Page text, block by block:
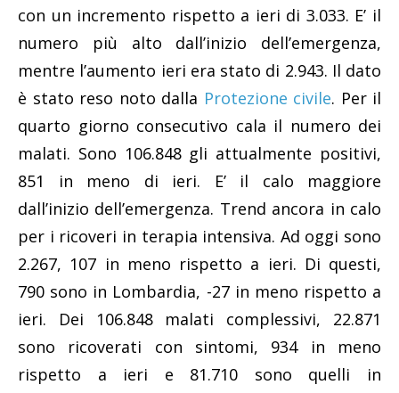
con un incremento rispetto a ieri di 3.033. E’ il
numero più alto dall’inizio dell’emergenza,
mentre l’aumento ieri era stato di 2.943. Il dato
è stato reso noto dalla Protezione civile. Per il
quarto giorno consecutivo cala il numero dei
malati. Sono 106.848 gli attualmente positivi,
851 in meno di ieri. E’ il calo maggiore
dall’inizio dell’emergenza. Trend ancora in calo
per i ricoveri in terapia intensiva. Ad oggi sono
2.267, 107 in meno rispetto a ieri. Di questi,
790 sono in Lombardia, -27 in meno rispetto a
ieri. Dei 106.848 malati complessivi, 22.871
sono ricoverati con sintomi, 934 in meno
rispetto a ieri e 81.710 sono quelli in